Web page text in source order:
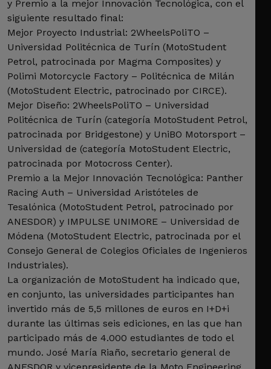
y Premio a la mejor Innovación Tecnológica, con el
siguiente resultado final:
Mejor Proyecto Industrial: 2WheelsPoliTO –
Universidad Politécnica de Turín (MotoStudent
Petrol, patrocinada por Magma Composites) y
Polimi Motorcycle Factory – Politécnica de Milán
(MotoStudent Electric, patrocinado por CIRCE).
Mejor Diseño: 2WheelsPoliTO – Universidad
Politécnica de Turín (categoría MotoStudent Petrol,
patrocinada por Bridgestone) y UniBO Motorsport –
Universidad de (categoría MotoStudent Electric,
patrocinada por Motocross Center).
Premio a la Mejor Innovación Tecnológica: Panther
Racing Auth – Universidad Aristóteles de
Tesalónica (MotoStudent Petrol, patrocinado por
ANESDOR) y IMPULSE UNIMORE – Universidad de
Módena (MotoStudent Electric, patrocinada por el
Consejo General de Colegios Oficiales de Ingenieros
Industriales).
La organización de MotoStudent ha indicado que,
en conjunto, las universidades participantes han
invertido más de 5,5 millones de euros en I+D+i
durante las últimas seis ediciones, en las que han
participado más de 4.000 estudiantes de todo el
mundo. José María Riaño, secretario general de